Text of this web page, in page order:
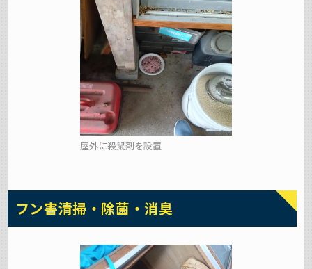
屋外に殺鼠剤を設置
フン害清掃・除菌・消臭